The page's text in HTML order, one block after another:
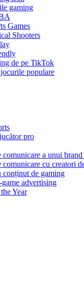
gaming
Games
Shooters
de pe TikTok
populare
pro
comunicare a unui
comunicare cu creatori
conținut de gaming
advertising
Year